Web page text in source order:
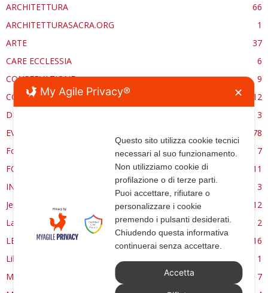
ARCHITETTURA
66
ARCHITETTURASACRA.ORG
1
ARTE
37
CARE ECCLESSIA
6
CONSERVAZIONE
9
CONTROCANTO
12
DE RE AEDIFICATORIA
3
EVENTI
78
Forma, spazio e ordine
7
FORMAZIONE
11
INTERVIEW
3
Jerusalem
12
La Materia e l'Immagine
2
LETTURE
16
Libri
1
MANUALE | FUOCHI LITURGICI
7
My Agile Privacy® ✕
Questo sito utilizza cookie tecnici
necessari al suo funzionamento.
Non utilizziamo cookie di
profilazione o di terze parti.
Puoi accettare, rifiutare o
personalizzare i cookie
premendo i pulsanti desiderati.
Chiudendo questa informativa
continuerai senza accettare.
Accetta